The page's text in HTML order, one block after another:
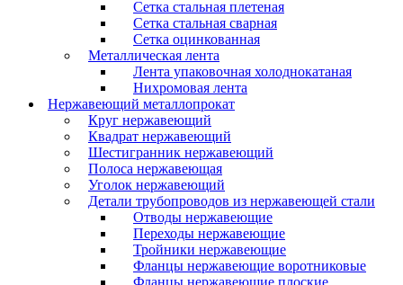
Сетка стальная плетеная
Сетка стальная сварная
Сетка оцинкованная
Металлическая лента
Лента упаковочная холоднокатаная
Нихромовая лента
Нержавеющий металлопрокат
Круг нержавеющий
Квадрат нержавеющий
Шестигранник нержавеющий
Полоса нержавеющая
Уголок нержавеющий
Детали трубопроводов из нержавеющей стали
Отводы нержавеющие
Переходы нержавеющие
Тройники нержавеющие
Фланцы нержавеющие воротниковые
Фланцы нержавеющие плоские